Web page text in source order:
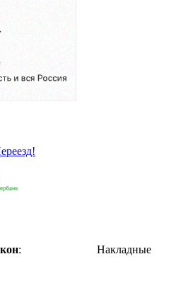
: Накладные